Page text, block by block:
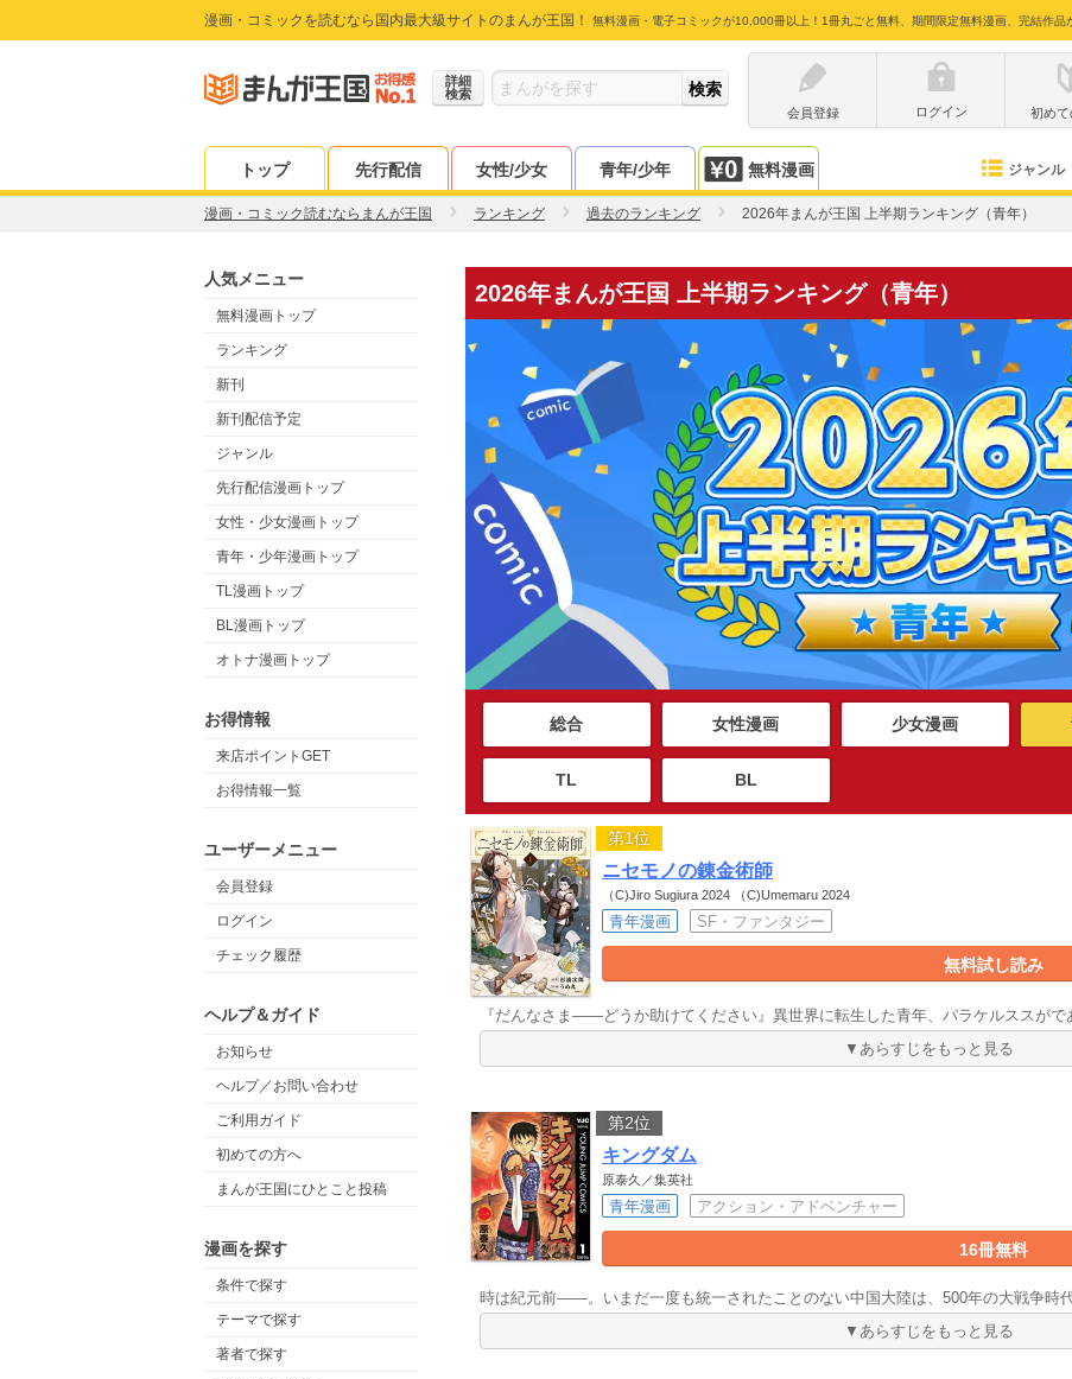
漫画・コミックを読むなら国内最大級サイトのまんが王国！ 無料漫画・電子コミックが10,000冊以上！1冊丸ごと無料、期間限定無料漫画、完結作品
詳細
検索
会員登録
ログイン 初めて
トップ 先行配信 女性/少女 青年/少年 無料漫画 ジャンル
漫画・コミック読むならまんが王国 ランキング 過去のランキング 2026年まんが王国 上半期ランキング（青年）
人気メニュー
無料漫画トップ
ランキング
新刊
新刊配信予定
ジャンル
先行配信漫画トップ
女性・少女漫画トップ
青年・少年漫画トップ
TL漫画トップ
BL漫画トップ
オトナ漫画トップ
お得情報
来店ポイントGET
お得情報一覧
ユーザーメニュー
会員登録
ログイン
チェック履歴
ヘルプ＆ガイド
お知らせ
ヘルプ／お問い合わせ
ご利用ガイド
初めての方へ
まんが王国にひとこと投稿
漫画を探す
条件で探す
テーマで探す
著者で探す
2026年まんが王国 上半期ランキング（青年）
総合 女性漫画 少女漫画
TL BL
第1位
ニセモノの錬金術師
（C)Jiro Sugiura 2024 （C)Umemaru 2024
青年漫画 SF・ファンタジー
無料試し読み
『だんなさま――どうか助けてください』異世界に転生した青年、パラケルススがで
▼あらすじをもっと見る
第2位
キングダム
原泰久／集英社
青年漫画 アクション・アドベンチャー
16冊無料
時は紀元前――。いまだ一度も統一されたことのない中国大陸は、500年の大戦争時
▼あらすじをもっと見る